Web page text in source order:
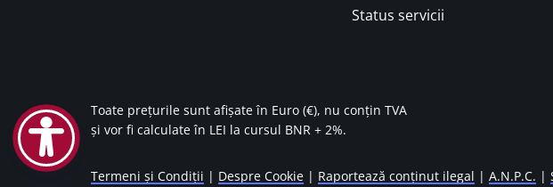
Status servicii
Toate prețurile sunt afișate în Euro (€), nu conțin TVA
și vor fi calculate în LEI la cursul BNR + 2%.
Termeni și Condiții | Despre Cookie | Raportează conținut ilegal | A.N.P.C. |